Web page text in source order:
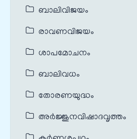
ബാലിവിജയം
രാവണവിജയം
ശാപമോചനം
ബാലിവധം
തോരണയുദ്ധം
അർജ്ജുനവിഷാദവൃത്തം